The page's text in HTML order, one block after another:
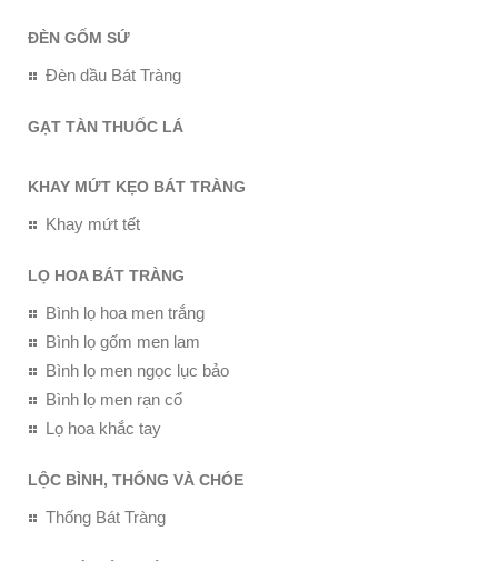
ĐÈN GỐM SỨ
Đèn dầu Bát Tràng
GẠT TÀN THUỐC LÁ
KHAY MỨT KẸO BÁT TRÀNG
Khay mứt tết
LỌ HOA BÁT TRÀNG
Bình lọ hoa men trắng
Bình lọ gốm men lam
Bình lọ men ngọc lục bảo
Bình lọ men rạn cổ
Lọ hoa khắc tay
LỘC BÌNH, THỐNG VÀ CHÓE
Thống Bát Tràng